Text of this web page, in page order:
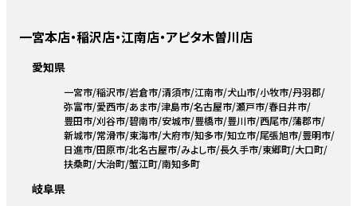
一宮本店・稲沢店・江南店・アピタ木曽川店
愛知県
一宮市 稲沢市 岩倉市 清須市 江南市 犬山市 小牧市 丹羽郡
弥富市 愛西市 あま市 津島市 名古屋市 瀬戸市 春日井市
豊田市 刈谷市 碧南市 安城市 豊橋市 豊川市 西尾市 蒲郡市
新城市 常滑市 東海市 大府市 知多市 知立市 尾張旭市 豊明市
日進市 田原市 北名古屋市 みよし市 長久手市 東郷町 大口町
扶桑町 大治町 蟹江町 南知多町
岐阜県